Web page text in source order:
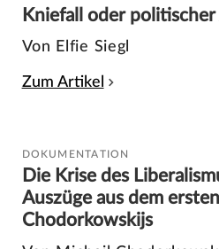
Kniefall oder politischer
Von Elfie Siegl
Zum Artikel
DOKUMENTATION
Die Krise des
Auszüge aus dem
Chodorkowskijs